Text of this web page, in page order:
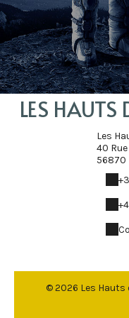
LES HAUTS
Les
40
56870
© 2026 Les Hauts